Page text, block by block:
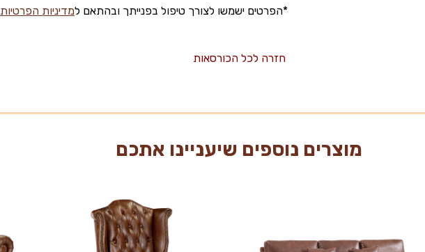
*הפרטים ישמשו לצורך טיפול בפנייתך ובהתאם למדיניות הפרטיות
חזרה לכל הכורסאות
מוצרים נוספים שיעניינו אתכם